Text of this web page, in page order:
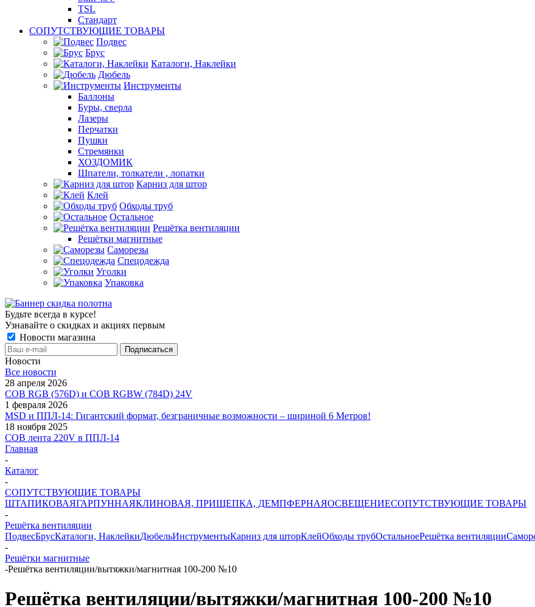
TSL
Стандарт
СОПУТСТВУЮЩИЕ ТОВАРЫ
Подвес
Брус
Каталоги, Наклейки
Дюбель
Инструменты
Баллоны
Буры, сверла
Лазеры
Перчатки
Пушки
Стремянки
ХОЗДОМИК
Шпатели, толкатели , лопатки
Карниз для штор
Клей
Обходы труб
Остальное
Решётка вентиляции
Решётки магнитные
Саморезы
Спецодежда
Уголки
Упаковка
Будьте всегда в курсе!
Узнавайте о скидках и акциях первым
Новости магазина
Новости
Все новости
28 апреля 2026
COB RGB (576D) и COB RGBW (784D) 24V
1 февраля 2026
MSD и ППЛ-14: Гигантский формат, безграничные возможности – шириной 6 Метров!
18 ноября 2025
COB лента 220V в ППЛ-14
Главная
-
Каталог
-
СОПУТСТВУЮЩИЕ ТОВАРЫ
ШТАПИКОВАЯГАРПУННАЯКЛИНОВАЯ, ПРИЩЕПКА, ДЕМПФЕРНАЯОСВЕЩЕНИЕСОПУТСТВУЮЩИЕ ТОВАРЫ
-
Решётка вентиляции
ПодвесБрусКаталоги, НаклейкиДюбельИнструментыКарниз для шторКлейОбходы трубОстальноеРешётка вентиляции
-
Решётки магнитные
-Решётка вентиляции/вытяжки/магнитная 100-200 №10
Решётка вентиляции/вытяжки/магнитная 100-200 №10